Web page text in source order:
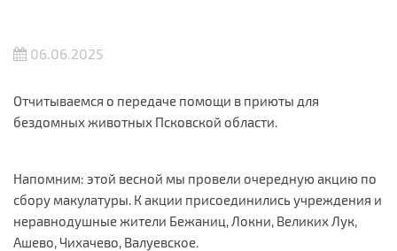
06.06.2025
Отчитываемся о передаче помощи в приюты для
бездомных животных Псковской области.
Напомним: этой весной мы провели очередную акцию по
сбору макулатуры. К акции присоединились учреждения и
неравнодушные жители Бежаниц, Локни, Великих Лук,
Ашево, Чихачево, Валуевское.